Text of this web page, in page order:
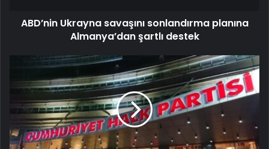
ABD’nin Ukrayna savaşını sonlandırma planına
Almanya’dan şartlı destek